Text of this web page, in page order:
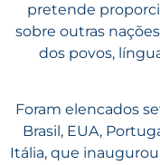
pretende
sobre outras
dos povos,
Foram elencados
Brasil, EUA,
Itália, que